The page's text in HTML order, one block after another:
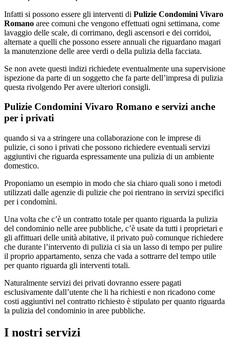
Infatti si possono essere gli interventi di Pulizie Condomini Vivaro
Romano aree comuni che vengono effettuati ogni settimana, come
lavaggio delle scale, di corrimano, degli ascensori e dei corridoi,
alternate a quelli che possono essere annuali che riguardano magari
la manutenzione delle aree verdi o della pulizia della facciata.
Se non avete questi indizi richiedete eventualmente una supervisione
ispezione da parte di un soggetto che fa parte dell’impresa di pulizia
questa rivolgendo Per avere ulteriori consigli.
Pulizie Condomini Vivaro Romano e servizi anche
per i privati
quando si va a stringere una collaborazione con le imprese di
pulizie, ci sono i privati che possono richiedere eventuali servizi
aggiuntivi che riguarda espressamente una pulizia di un ambiente
domestico.
Proponiamo un esempio in modo che sia chiaro quali sono i metodi
utilizzati dalle agenzie di pulizie che poi rientrano in servizi specifici
per i condomìni.
Una volta che c’è un contratto totale per quanto riguarda la pulizia
del condominio nelle aree pubbliche, c’è usate da tutti i proprietari e
gli affittuari delle unità abitative, il privato può comunque richiedere
che durante l’intervento di pulizia ci sia un lasso di tempo per pulire
il proprio appartamento, senza che vada a sottrarre del tempo utile
per quanto riguarda gli interventi totali.
Naturalmente servizi dei privati dovranno essere pagati
esclusivamente dall’utente che li ha richiesti e non ricadono come
costi aggiuntivi nel contratto richiesto è stipulato per quanto riguarda
la pulizia del condominio in aree pubbliche.
I nostri servizi